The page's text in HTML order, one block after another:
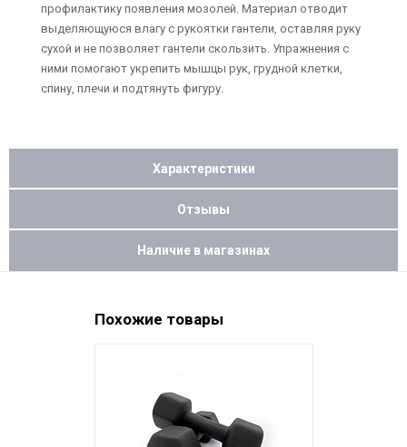
профилактику появления мозолей. Материал отводит
выделяющуюся влагу с рукоятки гантели, оставляя руку
сухой и не позволяет гантели скользить. Упражнения с
ними помогают укрепить мышцы рук, грудной клетки,
спину, плечи и подтянуть фигуру.
Характеристики
Отзывы
Наличие в магазинах
Похожие товары